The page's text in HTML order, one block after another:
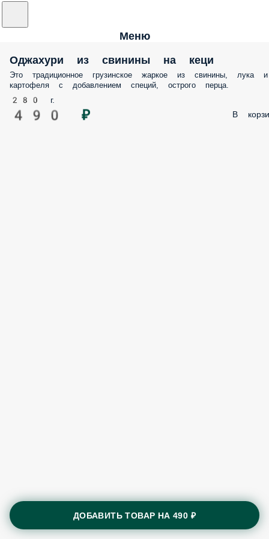
Меню
Оджахури из свинины на кеци
Это традиционное грузинское жаркое из свинины, лука и
картофеля с добавлением специй, острого перца.
280 г.
490 ₽ В
ДОБАВИТЬ ТОВАР НА490 ₽